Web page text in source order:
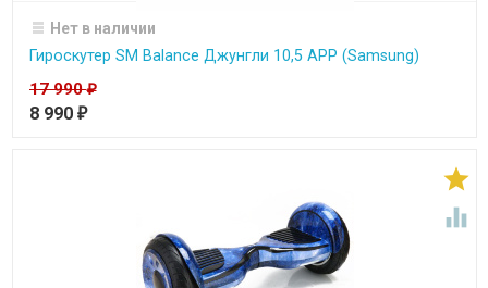
Нет в наличии
Гироскутер SM Balance Джунгли 10,5 APP (Samsung)
17 990₽
8 990 ₽

